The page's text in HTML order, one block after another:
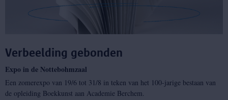
Verbeelding gebonden
Expo in de Nottebohmzaal
Een zomerexpo van 19/6 tot 31/8 in teken van het 100-jarige bestaan van
de opleiding Boekkunst aan Academie Berchem.